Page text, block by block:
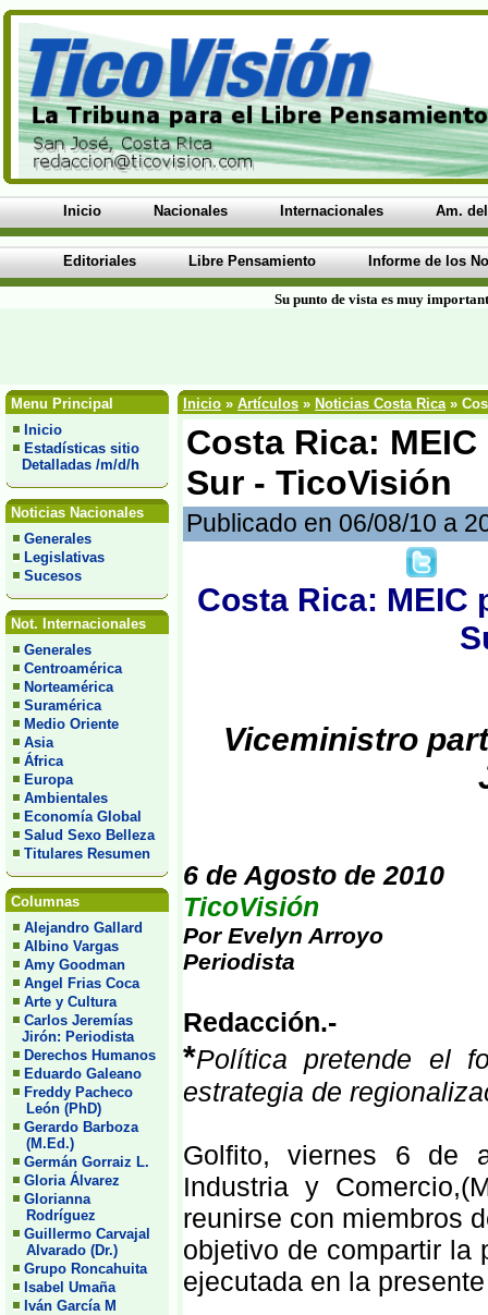
Inicio Nacionales Internacionales Am.
Editoriales Libre Pensamiento Informe de los
Su punto de vista es muy
Menu Principal
Inicio
Estadísticas sitio
Detalladas /m/d/h
Noticias Nacionales
Generales
Legislativas
Sucesos
Not. Internacionales
Generales
Centroamérica
Norteamérica
Suramérica
Medio Oriente
Asia
África
Europa
Ambientales
Economía Global
Salud Sexo Belleza
Titulares Resumen
Columnas
Alejandro Gallard
Albino Vargas
Amy Goodman
Angel Frias Coca
Arte y Cultura
Carlos Jeremías
Jirón: Periodista
Derechos Humanos
Eduardo Galeano
Freddy Pacheco
León (PhD)
Gerardo Barboza
(M.Ed.)
Germán Gorraiz L.
Gloria Álvarez
Glorianna
Rodríguez
Guillermo Carvajal
Alvarado (Dr.)
Grupo Roncahuita
Isabel Umaña
Iván García M
Inicio » Artículos » Noticias Costa Rica»
Costa Rica:
Sur - TicoVisión
Publicado en 06/08/10 a
Costa Rica: MEIC
Viceministro
6 de Agosto de 2010
TicoVisión
Por Evelyn Arroyo
Periodista
Redacción.-
*Política pretende el
estrategia de
Golfito, viernes 6 de
Industria y
reunirse con miembros
objetivo de compartir la
ejecutada en la